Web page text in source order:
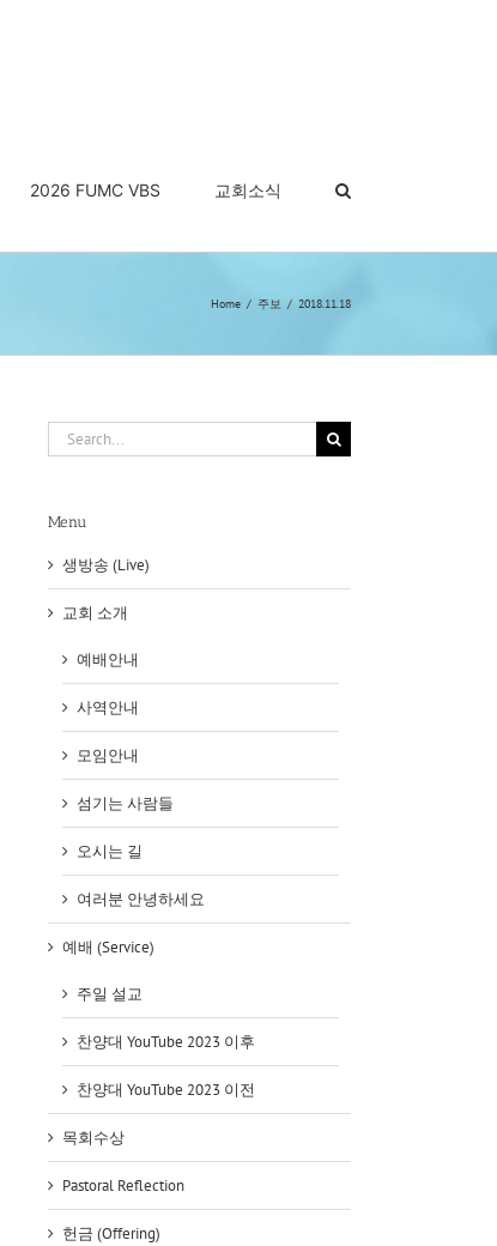
2026 FUMC VBS 교회소식
Home 주보 2018.11.18
Search
for:
Menu
생방송 (Live)
교회 소개
예배안내
사역안내
모임안내
섬기는 사람들
오시는 길
여러분 안녕하세요
예배 (Service)
주일 설교
찬양대 YouTube 2023 이후
찬양대 YouTube 2023 이전
목회수상
Pastoral Reflection
헌금 (Offering)